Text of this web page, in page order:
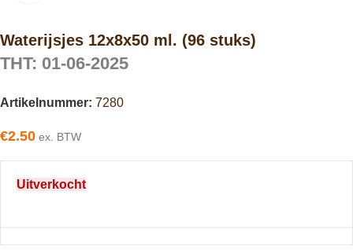
Waterijsjes 12x8x50 ml. (96 stuks)
THT: 01-06-2025
Artikelnummer: 7280
€2.50 ex. BTW
Uitverkocht